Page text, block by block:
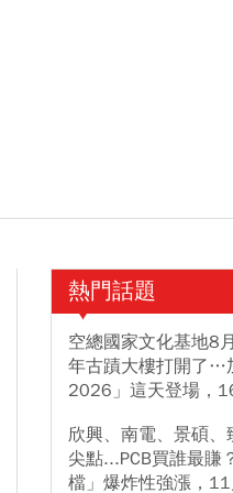
熱門話題
空總國家文化基地8
年古蹟大樓打開了…
2026」這天登場，
欣興、南電、景碩、
尖點...PCB買誰最賺
檔」爆炸性強漲，